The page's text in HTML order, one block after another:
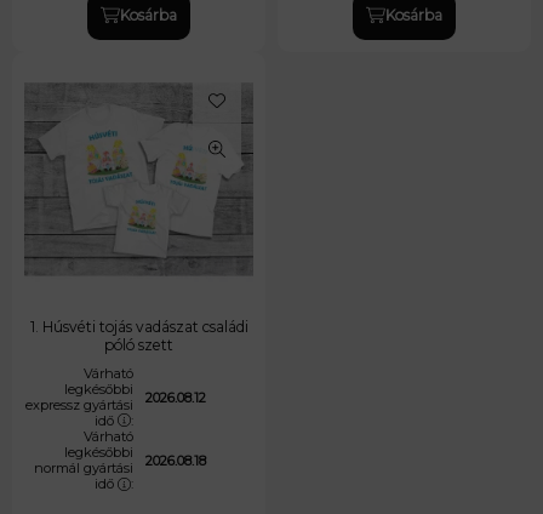
1. Húsvéti tojás vadászat családi
póló szett
Várható
legkésőbbi
expressz gyártási
idő
:
2026.08.12
Várható
legkésőbbi
normál gyártási
idő
:
2026.08.18